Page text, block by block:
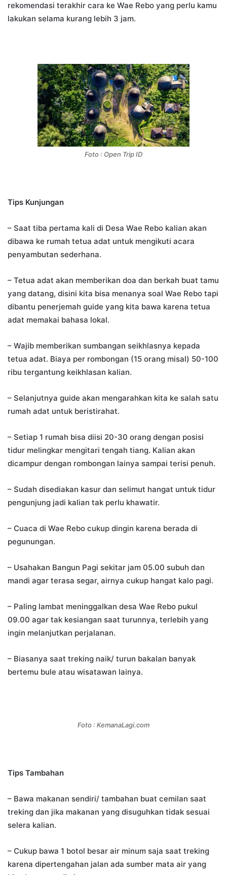
rekomendasi terakhir cara ke Wae Rebo yang perlu kamu
lakukan selama kurang lebih 3 jam.
Foto : Open Trip ID
Tips Kunjungan
– Saat tiba pertama kali di Desa Wae Rebo kalian akan
dibawa ke rumah tetua adat untuk mengikuti acara
penyambutan sederhana.
– Tetua adat akan memberikan doa dan berkah buat tamu
yang datang, disini kita bisa menanya soal Wae Rebo tapi
dibantu penerjemah guide yang kita bawa karena tetua
adat memakai bahasa lokal.
– Wajib memberikan sumbangan seikhlasnya kepada
tetua adat. Biaya per rombongan (15 orang misal) 50-100
ribu tergantung keikhlasan kalian.
– Selanjutnya guide akan mengarahkan kita ke salah satu
rumah adat untuk beristirahat.
– Setiap 1 rumah bisa diisi 20-30 orang dengan posisi
tidur melingkar mengitari tengah tiang. Kalian akan
dicampur dengan rombongan lainya sampai terisi penuh.
– Sudah disediakan kasur dan selimut hangat untuk tidur
pengunjung jadi kalian tak perlu khawatir.
– Cuaca di Wae Rebo cukup dingin karena berada di
pegunungan.
– Usahakan Bangun Pagi sekitar jam 05.00 subuh dan
mandi agar terasa segar, airnya cukup hangat kalo pagi.
– Paling lambat meninggalkan desa Wae Rebo pukul
09.00 agar tak kesiangan saat turunnya, terlebih yang
ingin melanjutkan perjalanan.
– Biasanya saat treking naik/ turun bakalan banyak
bertemu bule atau wisatawan lainya.
Foto : KemanaLagi.com
Tips Tambahan
– Bawa makanan sendiri/ tambahan buat cemilan saat
treking dan jika makanan yang disuguhkan tidak sesuai
selera kalian.
– Cukup bawa 1 botol besar air minum saja saat treking
karena dipertengahan jalan ada sumber mata air yang